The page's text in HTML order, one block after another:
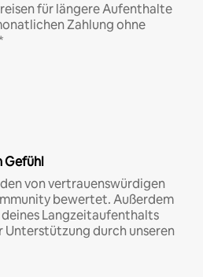
für längere Aufenthalte
Zahlung ohne
Gefühl
von vertrauenswürdigen
bewertet. Außerdem
Langzeitaufenthalts
Unterstützung durch unseren